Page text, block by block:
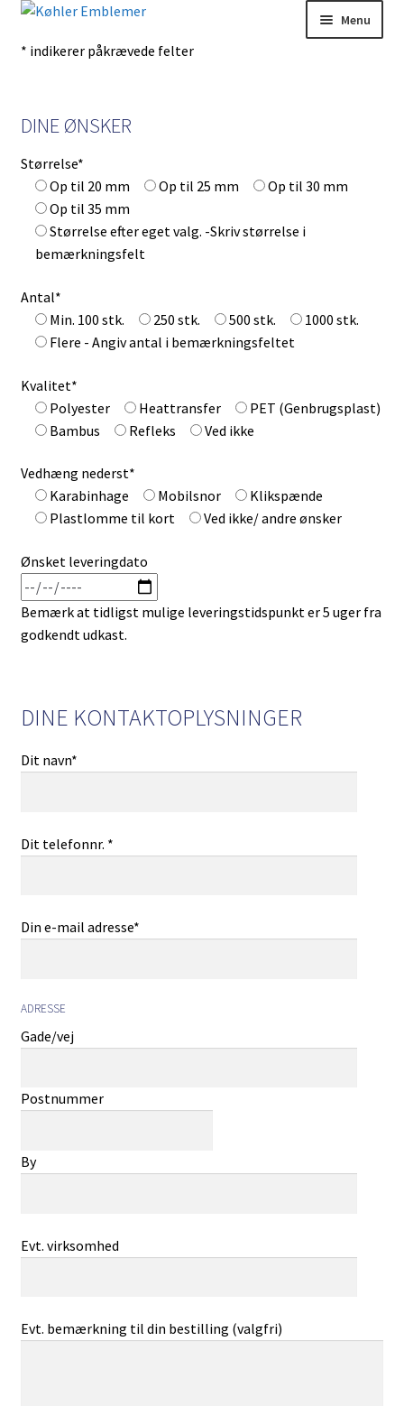
Spring
navigation
Spring
indhold
Menu
Stofmærker
Pins og metalemblemer
Pokaler
Vimpler
Diverse
* indikerer påkrævede felter
DINE ØNSKER
Størrelse*
Op til 20 mm
Op til 25 mm
Op til 30 mm
Op til 35 mm
Størrelse efter eget valg. -Skriv størrelse i
bemærkningsfelt
Antal*
Min. 100 stk.
250 stk. 500 stk.
1000 stk.
Flere - Angiv antal i bemærkningsfeltet
Kvalitet*
Polyester
Heattransfer
PET (Genbrugsplast)
Bambus
Refleks Ved ikke
Vedhæng nederst*
Karabinhage
Mobilsnor
Klikspænde
Plastlomme til kort
Ved ikke/ andre ønsker
Ønsket leveringdato
Bemærk at tidligst mulige leveringstidspunkt er 5 uger fra
godkendt udkast.
DINE KONTAKTOPLYSNINGER
Dit navn*
Dit telefonnr. *
Din e-mail adresse*
ADRESSE
Gade/vej
Postnummer
By
Evt. virksomhed
Evt. bemærkning til din bestilling (valgfri)